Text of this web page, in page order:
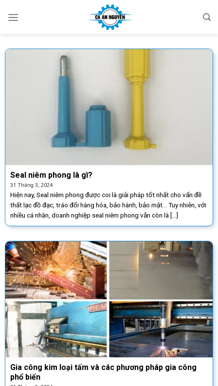
Seal niêm phong là gì?
31 Tháng 3, 2024
Hiện nay, Seal niêm phong được coi là giải pháp tốt nhất cho vấn đề
thất lạc đồ đạc, tráo đổi hàng hóa, bảo hành, bảo mật… Tuy nhiên, với
nhiều cá nhân, doanh nghiệp seal niêm phong vẫn còn là [...]
Gia công kim loại tấm và các phương pháp gia công
phổ biến